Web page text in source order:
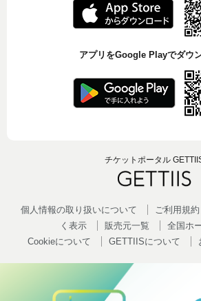
アプリをGoogle Playでダウ
チケットポータル
個人情報の取り扱いについて ご利用規約
く表示
販売元一覧
全国ホ
Cookieについて
GETTIISについて